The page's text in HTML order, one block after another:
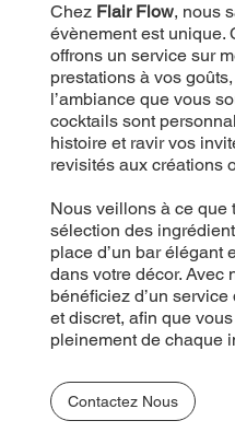
Chez Flair Flow, nous
évènement est unique.
offrons un service sur
prestations à vos
l’ambiance que vous
cocktails sont
histoire et ravir vos
revisités aux créations
Nous veillons à ce que
sélection des
place d’un bar élégant
dans votre décor. Avec
bénéficiez d’un
et discret, afin que
pleinement de chaque
Contactez Nous